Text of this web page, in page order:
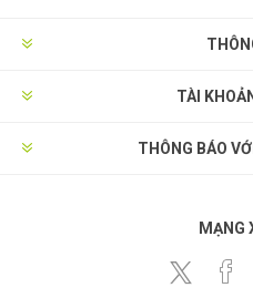
TÀI
THÔNG BÁO
MẠNG